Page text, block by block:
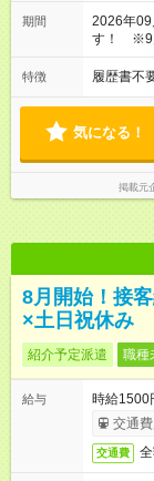
期間
2026年
す！ ※9
特徴 履歴書不
気になる！
掲載元
8月開始！接
×土日祝休み
紹介予定派遣 職種
給与
時給1500
交通
交通費